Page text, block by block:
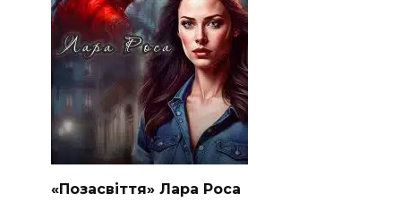
«Позасвіття» Лара Роса